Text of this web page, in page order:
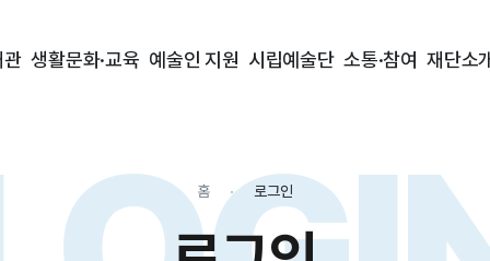
관 생활문화·교육 예술인 지원 시립예술단 소통·참여 재단소
홈 로그인